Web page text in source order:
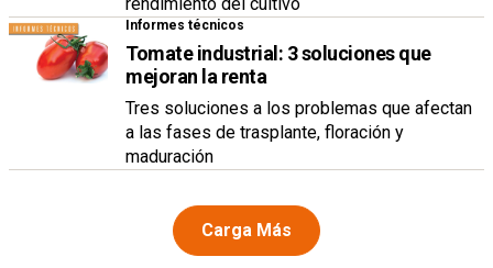
Informes técnicos
Tomate industrial: 3 soluciones que
mejoran la renta
Tres soluciones a los problemas que afectan
a las fases de trasplante, floración y
maduración
Carga Más